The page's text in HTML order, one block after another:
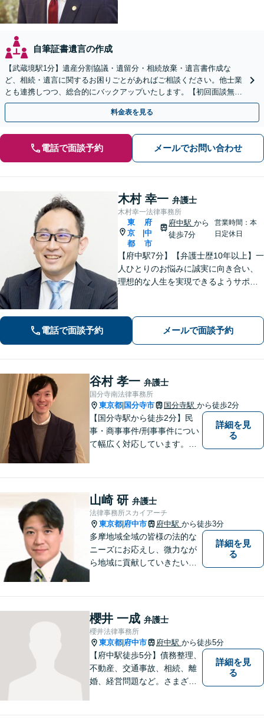
自筆証書遺言の作成
【武蔵境駅1分】遺産分割協議・遺留分・相続放棄・遺言書作成な
ど、相続・遺言に関するお困りごとがあればご相談ください。他士業
とも連携しつつ、総合的にバックアップいたします。【初回面談無
料】【休日・夜間面談可】
料金表を見る
電話で面談予約 メールでお問い合わせ
木村 幸一 弁護士
木村幸一法律事務所
東
京
都
府
中
市
府中駅から
徒歩7分
営業時間：本
日定休日
【府中駅7分】【弁護士歴10年以上】一
人ひとりのお悩みに誠実に向き合い、
理想的な人生を実現できるようサポー
スピーディーに対処。 【夜間・休日の
対応可能】【オンライン面談可能】
電話で面談予約 メールで面談予約
谷村 孝一 弁護士
国分寺南法律事務所
東京都 国分寺市 国分寺駅 から徒歩2分
【国分寺駅から徒歩2分】民
事・商事事件/刑事事件につい
て幅広く対応しています。ま
詳細を見
る
山崎 研 弁護士
法律事務所スカイアーチ
東京都 府中市 府中駅 から徒歩3分
多摩地域全域の皆様の法的な
ニーズにお応えし、微力なが
ら地域に貢献していきたいと
詳細を見
る
櫻井 一成 弁護士
櫻井法律事務所
東京都 府中市 府中駅 から徒歩5分
【府中駅徒歩5分】債務整理、
不動産、交通事故、相続、離
婚、経営問題など。さまざま
詳細を見
る